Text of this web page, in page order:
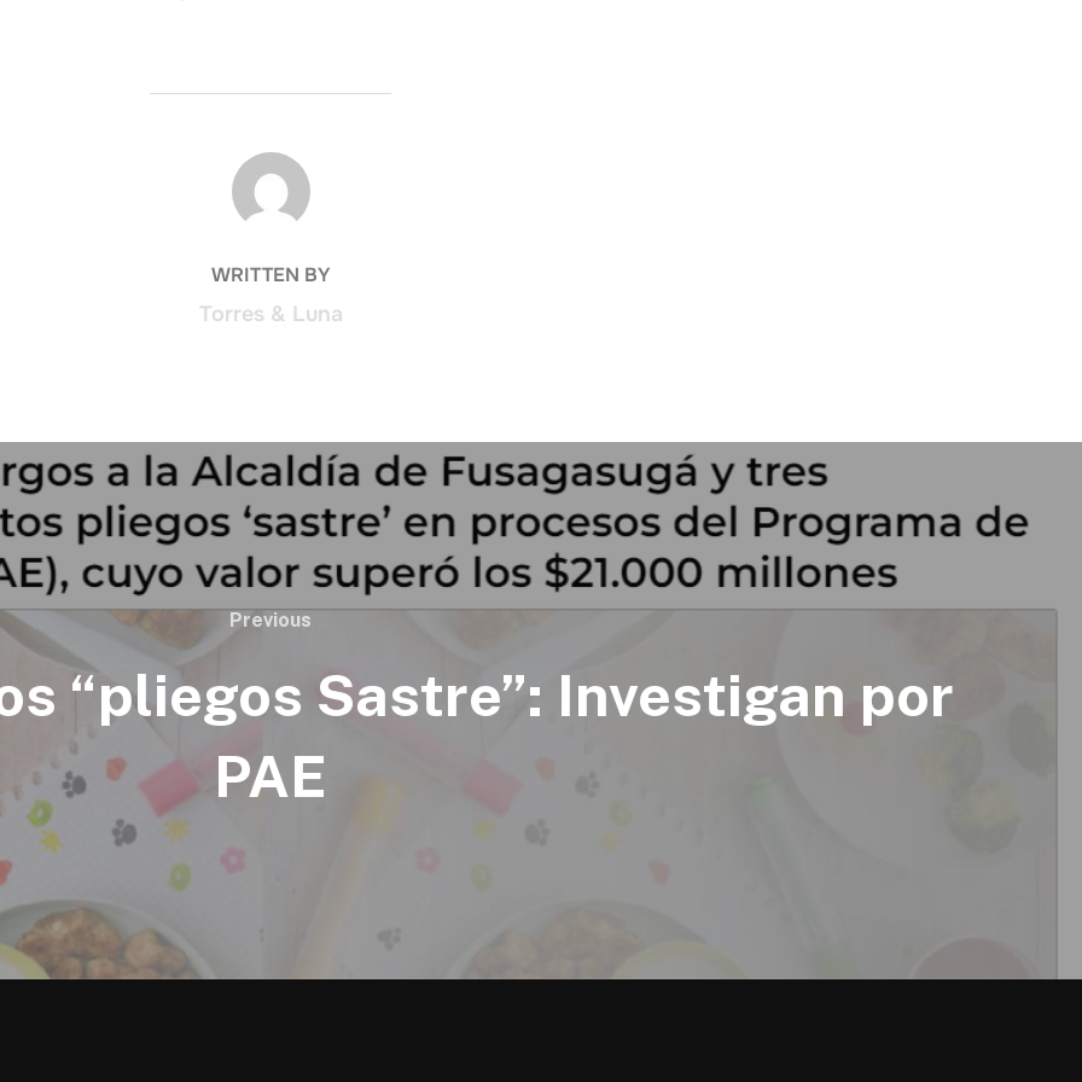
POST AUTHOR
WRITTEN BY
Torres & Luna
Previous
Previous
“pliegos Sastre”: Investigan por
PAE